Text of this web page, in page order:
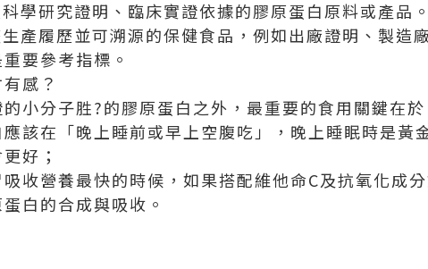
學研究證明、臨床實證依據的膠原蛋白原料或產品
產履歷並可溯源的保健食品，例如出廠證明、製造
要參考指標。
感？
小分子胜?的膠原蛋白之外，最重要的食用關鍵在
該在「晚上睡前或早上空腹吃」，晚上睡眠時是黃
好；
收營養最快的時候，如果搭配維他命C及抗氧化成
白的合成與吸收。